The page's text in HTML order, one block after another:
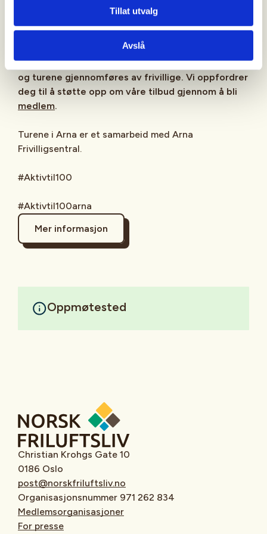
Tillat utvalg
Avslå
generelle vilkår
gjelder all deltakelse på våre aktiviteter.
Aktiv til 100 driftes av Bergen og Hordaland Turlag
og turene gjennomføres av frivillige. Vi oppfordrer
deg til å støtte opp om våre tilbud gjennom å bli
medlem.
Turene i Arna er et samarbeid med Arna
Frivilligsentral.
#Aktivtil100
#Aktivtil100arna
Mer informasjon
Oppmøtested
Christian Krohgs Gate 10
0186 Oslo
post@norskfriluftsliv.no
Organisasjonsnummer 971 262 834
Medlemsorganisasjoner
For presse